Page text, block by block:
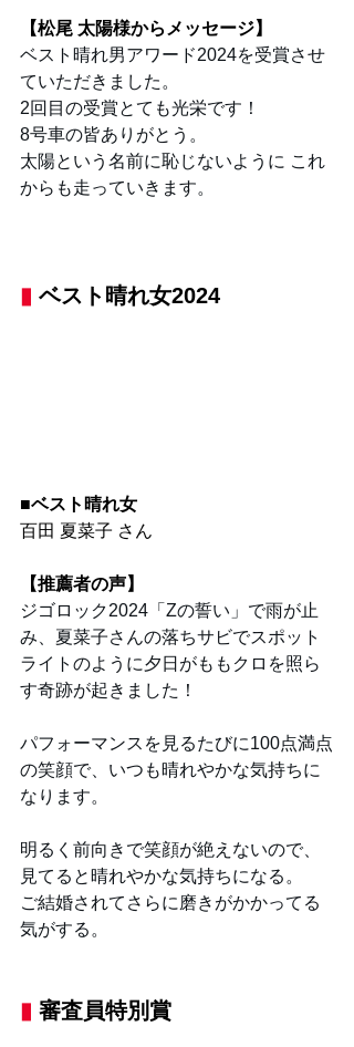
【松尾 太陽様からメッセージ】
ベスト晴れ男アワード2024を受賞させ
ていただきました。
2回目の受賞とても光栄です！
8号車の皆ありがとう。
太陽という名前に恥じないように これ
からも走っていきます。
▮ ベスト晴れ女2024
■ベスト晴れ女
百田 夏菜子 さん
【推薦者の声】
ジゴロック2024「Zの誓い」で雨が止
み、夏菜子さんの落ちサビでスポット
ライトのように夕日がももクロを照ら
す奇跡が起きました！
パフォーマンスを見るたびに100点満点
の笑顔で、いつも晴れやかな気持ちに
なります。
明るく前向きで笑顔が絶えないので、
見てると晴れやかな気持ちになる。
ご結婚されてさらに磨きがかかってる
気がする。
▮ 審査員特別賞